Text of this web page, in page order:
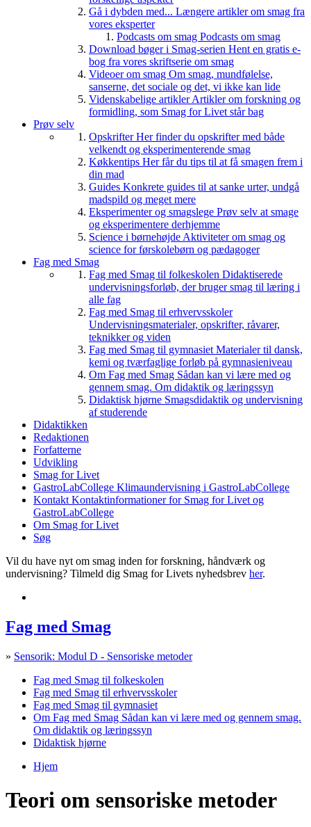
Gå i dybden med... Længere artikler om smag fra
vores eksperter
Podcasts om smag Podcasts om smag
Download bøger i Smag-serien Hent en gratis e-
bog fra vores skriftserie om smag
Videoer om smag Om smag, mundfølelse,
sanserne, det sociale og det, vi ikke kan lide
Videnskabelige artiklerArtikler om forskning og
formidling, som Smag for Livet står bag
Prøv selv
OpskrifterHer finder du opskrifter med både
velkendt og eksperimenterende smag
Køkkentips Her får du tips til at få smagen frem i
din mad
Guides Konkrete guides til at sanke urter, undgå
madspild og meget mere
Eksperimenter og smagslege Prøv selv at smage
og eksperimentere derhjemme
Science i børnehøjde Aktiviteter om smag og
science for førskolebørn og pædagoger
Fag med Smag
Fag med Smag til folkeskolen Didaktiserede
undervisningsforløb, der bruger smag til læring i
alle fag
Fag med Smag til erhvervsskoler
Undervisningsmaterialer, opskrifter, råvarer,
teknikker og viden
Fag med Smag til gymnasiet Materialer til dansk,
kemi og tværfaglige forløb på gymnasieniveau
Om Fag med Smag Sådan kan vi lære med og
gennem smag. Om didaktik og læringssyn
Didaktisk hjørne Smagsdidaktik og undervisning
af studerende
Didaktikken
Redaktionen
Forfatterne
Udvikling
Smag for Livet
GastroLabCollege Klimaundervisning i GastroLabCollege
Kontakt Kontaktinformationer for Smag for Livet og
GastroLabCollege
Om Smag for Livet
Søg
Vil du have nyt om smag inden for forskning, håndværk og
undervisning? Tilmeld dig Smag for Livets nyhedsbrev her.
Fag med Smag
» Sensorik: Modul D - Sensoriske metoder
Fag med Smag til folkeskolen
Fag med Smag til erhvervsskoler
Fag med Smag til gymnasiet
Om Fag med Smag Sådan kan vi lære med og gennem smag.
Om didaktik og læringssyn
Didaktisk hjørne
Hjem
Teori om sensoriske metoder